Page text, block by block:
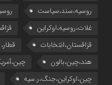
روسیه،سند،سیاست
غلات،روسیه،اوکراین
قزاقستان،انتخابات
هند،چین،بالون
چین،اوکراین،جنگ،ر.سیه